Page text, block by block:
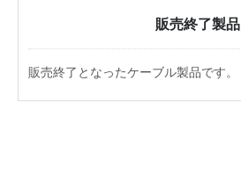
販売終了製品
販売終了となったケーブル製品です。